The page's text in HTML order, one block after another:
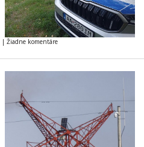
| Žiadne komentáre